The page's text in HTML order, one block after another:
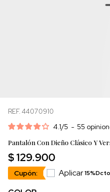
REF. 44070910
4.1/5 - 55
Pantalón Con Dieño Clásico Y
$ 129.900
Cupón: Aplicar